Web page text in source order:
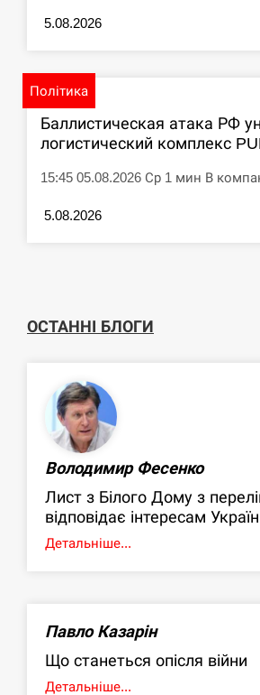
5.08.2026
Політика
Баллистическая атака РФ
логистический комплекс
15:45 05.08.2026 Ср 1 мин В
5.08.2026
ОСТАННІ БЛОГИ
Володимир Фесенко
Лист з Білого Дому з
відповідає інтересам
Детальніше...
Павло Казарін
Що станеться опісля війни
Детальніше...